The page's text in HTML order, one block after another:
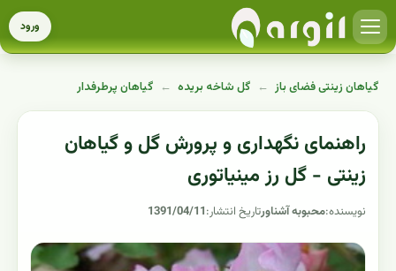
ورود
گیاهان زینتی فضای باز ← گل شاخه بریده ← گیاهان پرطرفدار
راهنمای نگهداری و پرورش گل و گیاهان
زینتی - گل رز مینیاتوری
نویسنده:محبوبه آشناورتاریخ انتشار:1391/04/11